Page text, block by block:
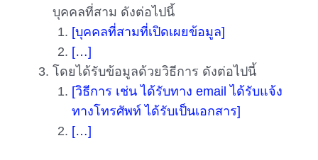
บุคคลที่สาม ดังต่อไปนี้
[บุคคลที่สามที่เปิดเผยข้อมูล]
[…]
โดยได้รับข้อมูลด้วยวิธีการ ดังต่อไปนี้
[วิธีการ เช่น ได้รับทาง email ได้รับแจ้ง
ทางโทรศัพท์ ได้รับเป็นเอกสาร]
[…]